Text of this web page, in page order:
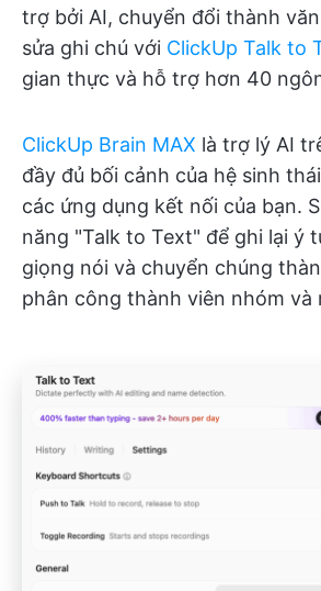
trợ bởi AI, chuyển đổi thành
sửa ghi chú với ClickUp Talk to
gian thực và hỗ trợ hơn 40
ClickUp Brain MAX là trợ lý AI
đầy đủ bối cảnh của hệ sinh
các ứng dụng kết nối của bạn.
năng "Talk to Text" để ghi lại ý
giọng nói và chuyển chúng
phân công thành viên nhóm và